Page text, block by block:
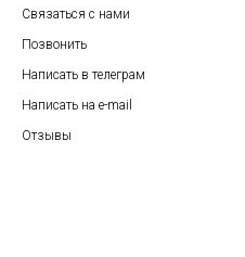
Связаться с нами
Позвонить
Написать в телеграм
Написать на e-mail
Отзывы